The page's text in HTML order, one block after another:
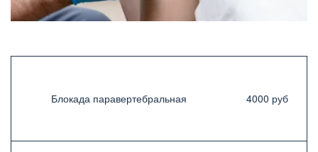
Блокада паравертебральная 4000 руб